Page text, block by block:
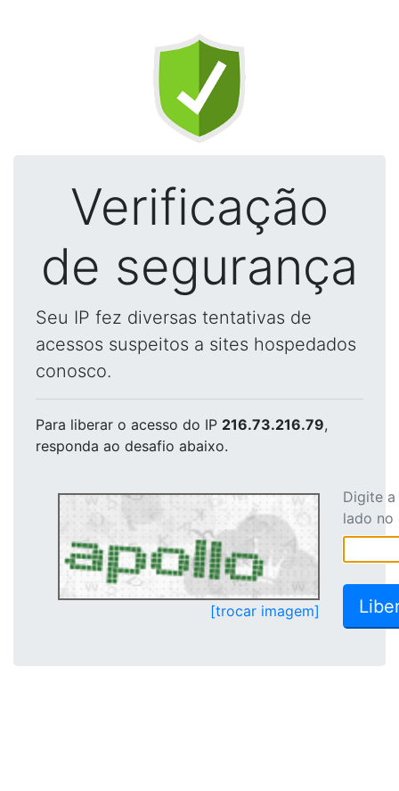
Verificação
de segurança
Seu IP fez diversas tentativas de
acessos suspeitos a sites hospedados
conosco.
Para liberar o acesso do IP 216.73.216.79,
responda ao desafio abaixo.
[trocar imagem]
Digite
lado no